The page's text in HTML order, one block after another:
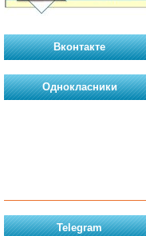
Вконтакте
Однокласники
Telegram